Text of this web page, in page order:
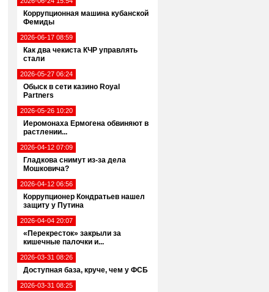
Коррупционная машина кубанской
Фемиды
2026-06-17 08:59
Как два чекиста КЧР управлять
стали
2026-05-27 06:24
Обыск в сети казино Royal
Partners
2026-05-26 10:20
Иеромонаха Ермогена обвиняют в
растлении...
2026-04-12 07:09
Гладкова снимут из-за дела
Мошковича?
2026-04-12 06:56
Коррупционер Кондратьев нашел
защиту у Путина
2026-04-04 20:07
«Перекресток» закрыли за
кишечные палочки и...
2026-03-31 08:26
Доступная база, круче, чем у ФСБ
2026-03-31 08:25